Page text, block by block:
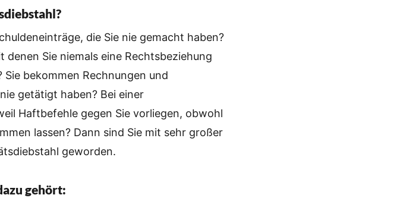
die Sie nie gemacht haben?
Sie niemals eine Rechtsbeziehung
bekommen Rechnungen und
getätigt haben? Bei einer
Haftbefehle gegen Sie vorliegen, obwohl
lassen? Dann sind Sie mit sehr großer
geworden.
gehört: